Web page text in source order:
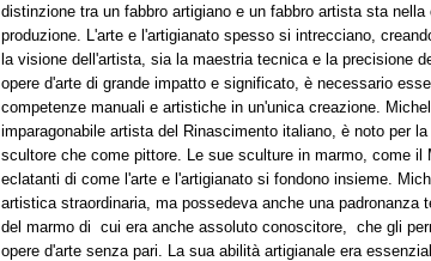
distinzione tra un fabbro artigiano e un fabbro artista sta
produzione. L'arte e l'artigianato spesso si intrecciano,
la visione dell'artista, sia la maestria tecnica e la precisione
opere d'arte di grande impatto e significato, è necessario
competenze manuali e artistiche in un'unica creazione.
imparagonabile artista del Rinascimento italiano, è noto per
scultore che come pittore. Le sue sculture in marmo, come
eclatanti di come l'arte e l'artigianato si fondono insieme.
artistica straordinaria, ma possedeva anche una
del marmo di cui era anche assoluto conoscitore, che gli
opere d'arte senza pari. La sua abilità artigianale era